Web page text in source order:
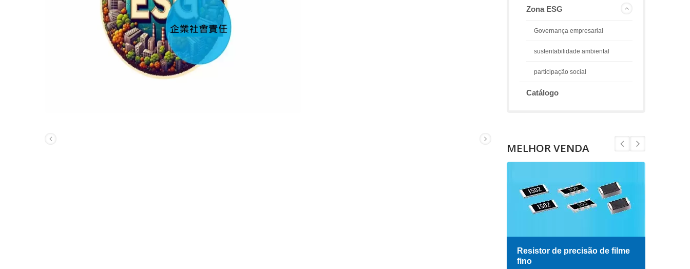
Zona ESG
Governança empresarial
sustentabilidade ambiental
participação social
Catálogo
MELHOR VENDA
Resistor de precisão de filme
fino